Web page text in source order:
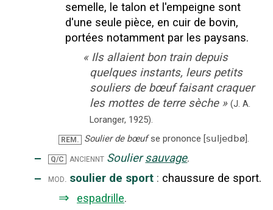
semelle, le talon et l'empeigne sont
d'une seule pièce, en cuir de bovin,
portées notamment par les paysans.
« Ils allaient bon train depuis
quelques instants, leurs petits
souliers de bœuf faisant craquer
les mottes de terre sèche » (J. A.
Loranger, 1925).
REM. Soulier de bœuf se prononce [suljedbø].
‒ Q/C anciennt Soulier sauvage.
‒ mod. soulier de sport : chaussure de sport.
⇒ espadrille.